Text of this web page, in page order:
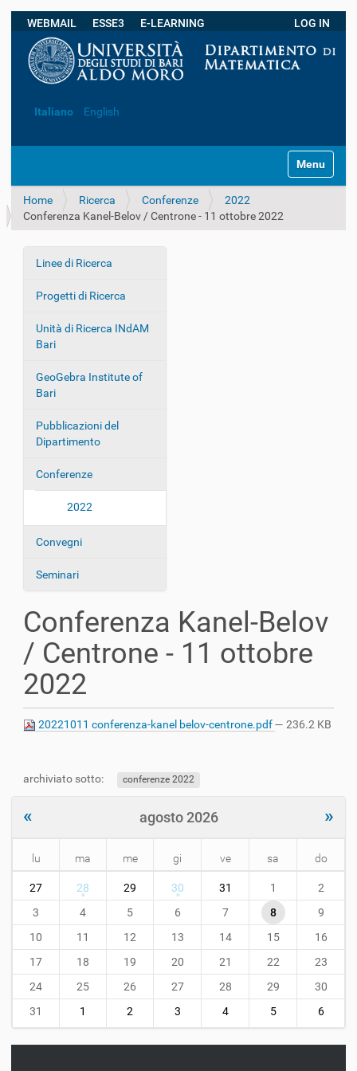
WEBMAIL ESSE3 E-LEARNING LOG IN
Italiano English
z
o
Toggle
Home Ricerca Conferenze
2022
Conferenza Kanel-Belov / Centrone - 11 ottobre 2022
N
i
g
z
o
n
Linee di Ricerca
Progetti di Ricerca
Unità di Ricerca INdAM
Bari
GeoGebra Institute of
Bari
Pubblicazioni del
Dipartimento
Conferenze
2022
Convegni
Seminari
Conferenza Kanel-Belov
/ Centrone - 11 ottobre
2022
20221011 conferenza-kanel belov-centrone.pdf— 236.2 KB
archiviato sotto: conferenze 2022
« agosto 2026 »
t
8
lu ma me gi ve sa do
27 28 29 30 31 1
2
3
4 5 6 7 8
9
10
11 12 13 14 15
16
17
18 19 20 21 22
23
24
25 26 27 28 29
30
31
1 2 3 4 5 6